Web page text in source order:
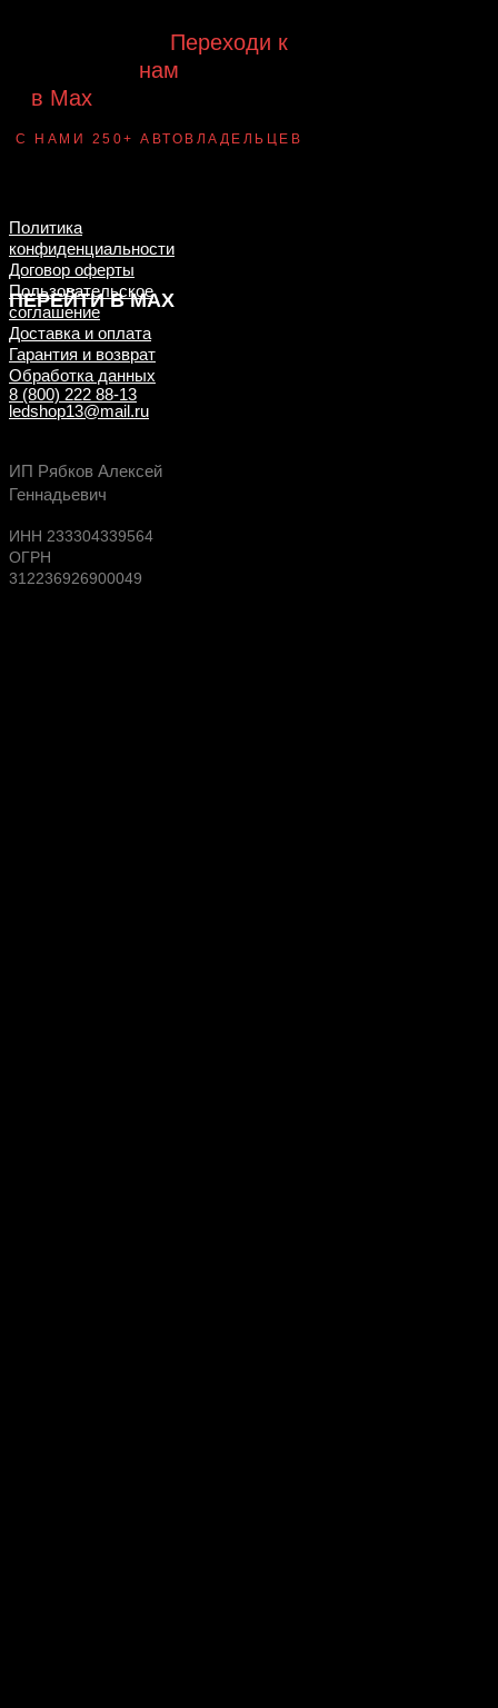
Переходи к
нам
в Max
С НАМИ 250+ АВТОВЛАДЕЛЬЦЕВ
ПЕРЕЙТИ В MAX
Будь в курсе выгодных предложений,
новых поступлений на склад
Политика
конфиденциальности
Договор оферты
Пользовательское
соглашение
Доставка и оплата
Гарантия и возврат
Обработка данных
8 (800) 222 88-13
ledshop13@mail.ru
ИП Рябков Алексей
Геннадьевич
ИНН 233304339564
ОГРН
312236926900049